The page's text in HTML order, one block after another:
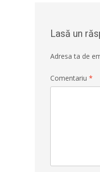
Lasă un
Adresa ta de
Comentariu *